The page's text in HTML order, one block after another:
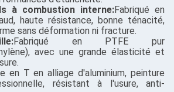
à combustion interne:Fabriqué en
haute résistance, bonne ténacité,
sans déformation ni fracture.
Fabriqué en PTFE pur
avec une grande élasticité et
en T en alliage d'aluminium, peinture
résistant à l'usure, anti-